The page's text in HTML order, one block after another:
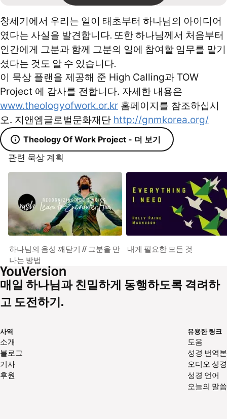
창세기에서 우리는 일이 태초부터 하나님의 아이디어
였다는 사실을 발견합니다. 또한 하나님께서 처음부터
인간에게 그분과 함께 그분의 일에 참여할 임무를 맡기
셨다는 것도 알 수 있습니다.
이 묵상 플랜을 제공해 준 High Calling과 TOW
Project 에 감사를 전합니다. 자세한 내용은
www.theologyofwork.or.kr 홈페이지를 참조하십시
오. 지앤엠글로벌문화재단 http://gnmkorea.org/
Theology Of Work Project - 더 보기
관련 묵상 계획
하나님의 음성 깨닫기 // 그분을 만
나는 방법
내게 필요한 모든 것
매일 하나님과 친밀하게 동행하도록 격려하
고 도전하기.
사역
소개
블로그
기사
후원
유용한 링크
도움
성경 번역본
오디오 성경
성경 언어
오늘의 말씀